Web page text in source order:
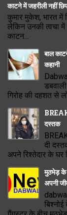
काटने में जहरीली नहीं
कुमार मुकेश, भारत में
लेकिन उनकी त्वचा
काटन...
बाल
कहानी
गिरोह की दहशत से
दस्तक
दी
अपने रिश्तेदार के घर
मुठभेड़ के
अपनी